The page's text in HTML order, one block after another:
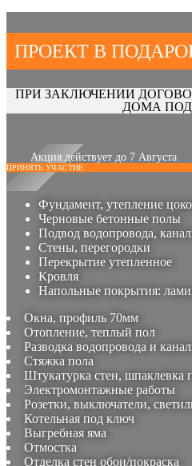
ПРОЕКТ В
ПРИ ЗАКЛЮЧЕНИИ
ДОМА
Акция действует до 7 Августа
ПРИНЯТЬ УЧАСТИЕ
Фундамент, утепление
Черновые бетонные полы
Подвод водопровода,
Стены, перегородки
Перекрытие утепленное
Кровля
Напольные покрытия:
Окна, профиль 70мм
Отопление, теплый пол
Разводка водопровода и
Стяжка пола
Штукатурка стен, шпаклевка
Электромонтажные работы
Розетки, выключатели,
Котельная под ключ
Выгребная яма
Отмостка
Отделка стен обои/покраска